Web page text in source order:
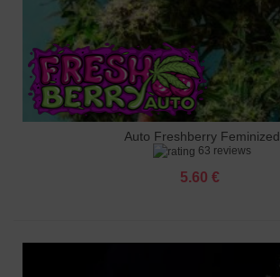
Auto Freshberry Feminized
63 reviews
5.60 €